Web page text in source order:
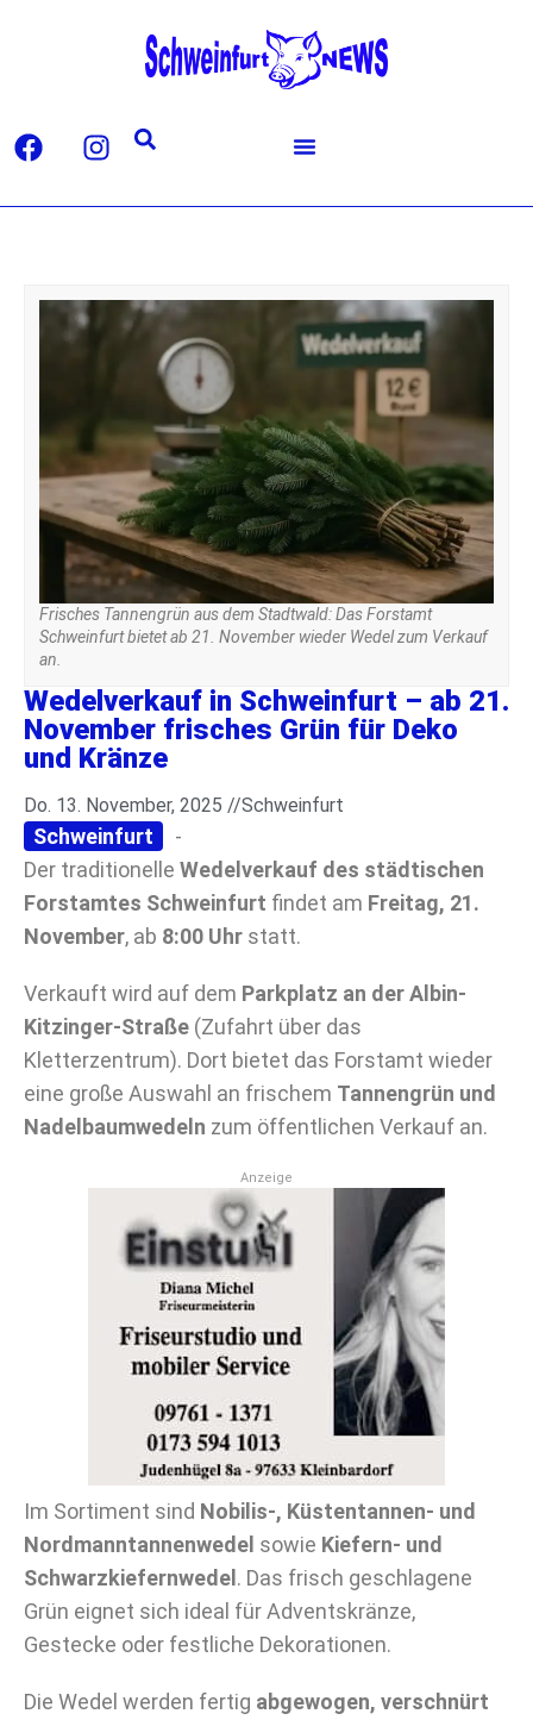
Frisches Tannengrün aus dem Stadtwald: Das Forstamt
Schweinfurt bietet ab 21. November wieder Wedel zum Verkauf
an.
Wedelverkauf in Schweinfurt – ab 21.
November frisches Grün für Deko
und Kränze
Do. 13. November, 2025 //Schweinfurt
Schweinfurt
-
Der traditionelle Wedelverkauf des städtischen
Forstamtes Schweinfurt findet am Freitag, 21.
November, ab 8:00 Uhr statt.
Verkauft wird auf dem Parkplatz an der Albin-
Kitzinger-Straße (Zufahrt über das
Kletterzentrum). Dort bietet das Forstamt wieder
eine große Auswahl an frischem Tannengrün und
Nadelbaumwedeln zum öffentlichen Verkauf an.
Anzeige
Im Sortiment sind Nobilis-, Küstentannen- und
Nordmanntannenwedel sowie Kiefern- und
Schwarzkiefernwedel. Das frisch geschlagene
Grün eignet sich ideal für Adventskränze,
Gestecke oder festliche Dekorationen.
Die Wedel werden fertig abgewogen, verschnürt